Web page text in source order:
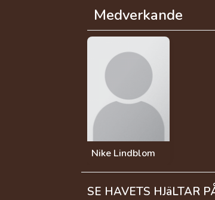
Medverkande
Nike Lindblom
SE HAVETS HJäLTAR